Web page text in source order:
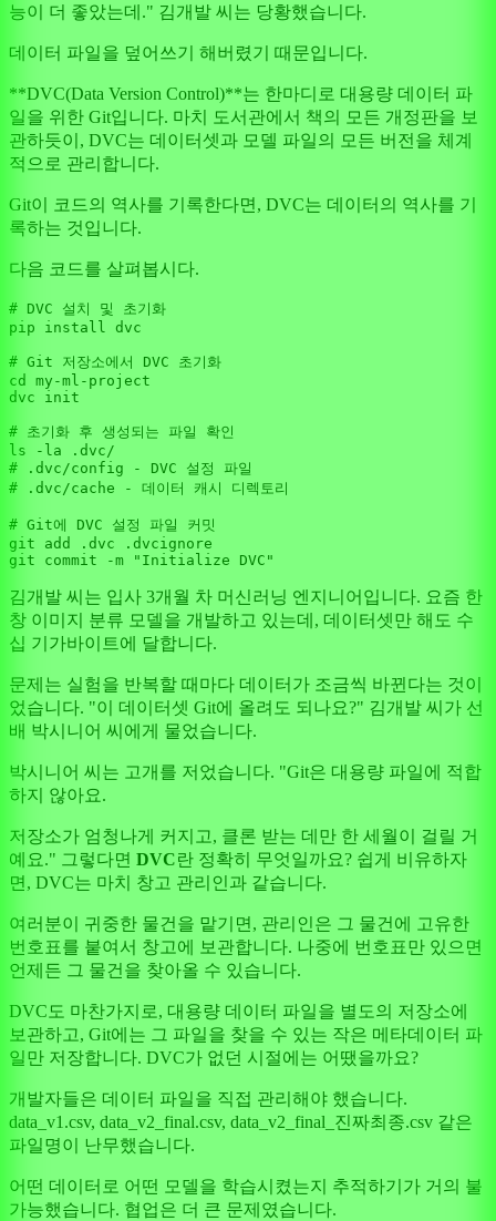
능이 더 좋았는데." 김개발 씨는 당황했습니다.
데이터 파일을 덮어쓰기 해버렸기 때문입니다.
**DVC(Data Version Control)**는 한마디로 대용량 데이터 파
일을 위한 Git입니다. 마치 도서관에서 책의 모든 개정판을 보
관하듯이, DVC는 데이터셋과 모델 파일의 모든 버전을 체계
적으로 관리합니다.
Git이 코드의 역사를 기록한다면, DVC는 데이터의 역사를 기
록하는 것입니다.
다음 코드를 살펴봅시다.
# DVC 설치 및 초기화
pip install dvc
# Git 저장소에서 DVC 초기화
cd my-ml-project
dvc init
# 초기화 후 생성되는 파일 확인
# .dvc/config - DVC 설정 파일
# .dvc/cache - 데이터 캐시 디렉토리
# Git에 DVC 설정 파일 커밋
git add .dvc .dvcignore
git commit -m
"Initialize DVC"
김개발 씨는 입사 3개월 차 머신러닝 엔지니어입니다. 요즘 한
창 이미지 분류 모델을 개발하고 있는데, 데이터셋만 해도 수
십 기가바이트에 달합니다.
문제는 실험을 반복할 때마다 데이터가 조금씩 바뀐다는 것이
었습니다. "이 데이터셋 Git에 올려도 되나요?" 김개발 씨가 선
배 박시니어 씨에게 물었습니다.
박시니어 씨는 고개를 저었습니다. "Git은 대용량 파일에 적합
하지 않아요.
저장소가 엄청나게 커지고, 클론 받는 데만 한 세월이 걸릴 거
예요." 그렇다면 DVC란 정확히 무엇일까요? 쉽게 비유하자
면, DVC는 마치 창고 관리인과 같습니다.
여러분이 귀중한 물건을 맡기면, 관리인은 그 물건에 고유한
번호표를 붙여서 창고에 보관합니다. 나중에 번호표만 있으면
언제든 그 물건을 찾아올 수 있습니다.
DVC도 마찬가지로, 대용량 데이터 파일을 별도의 저장소에
보관하고, Git에는 그 파일을 찾을 수 있는 작은 메타데이터 파
일만 저장합니다. DVC가 없던 시절에는 어땠을까요?
개발자들은 데이터 파일을 직접 관리해야 했습니다.
data_v1.csv, data_v2_final.csv, data_v2_final_진짜최종.csv 같은
파일명이 난무했습니다.
어떤 데이터로 어떤 모델을 학습시켰는지 추적하기가 거의 불
가능했습니다. 협업은 더 큰 문제였습니다.